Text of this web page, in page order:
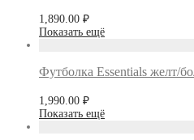
1,890.00 ₽
Показать ещё
Футболка Essentials желт/
1,990.00 ₽
Показать ещё